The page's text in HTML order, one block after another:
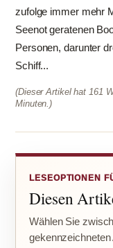
zufolge immer mehr
Seenot geratenen
Personen, darunter
Schiff...
(Dieser Artikel hat 161
Minuten.)
LESEOPTIONEN
Diesen
Wählen Sie